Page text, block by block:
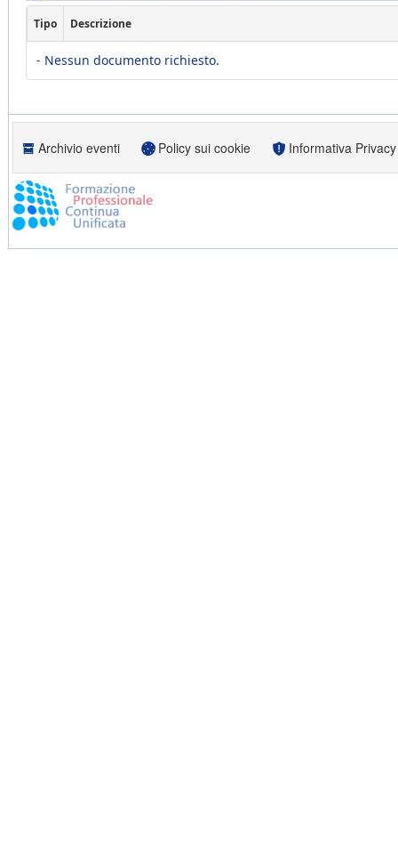
Tipo Descrizione
- Nessun documento richiesto.
Archivio eventi Policy sui cookie Informativa Privacy